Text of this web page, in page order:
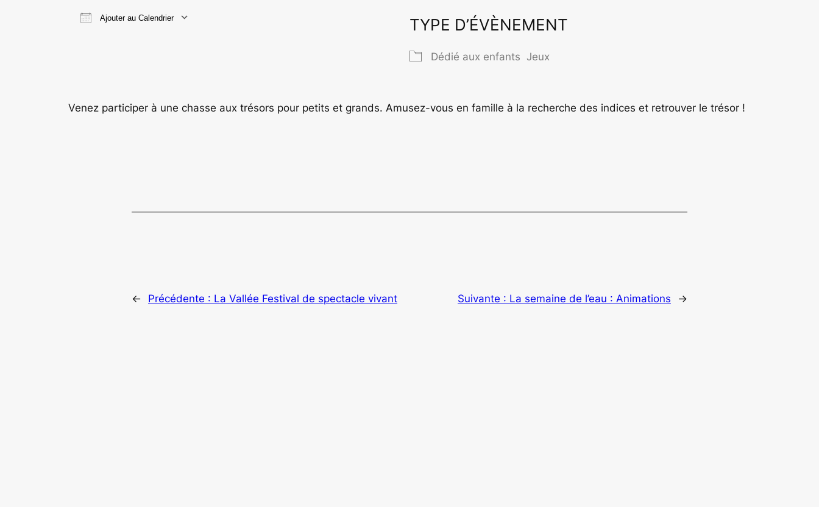
Ajouter au Calendrier TYPE D’ÉVÈNEMENT
Dédié aux enfants Jeux
Venez participer à une chasse aux trésors pour petits et grands. Amusez-vous en famille à la recherche des indices et retrouver le trésor !
← Précédente : La Vallée Festival de spectacle vivant Suivante : La semaine de l’eau : Animations →